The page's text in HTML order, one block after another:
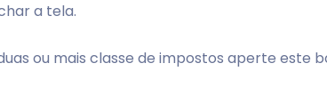
a tela.
ou mais classe de impostos aperte este